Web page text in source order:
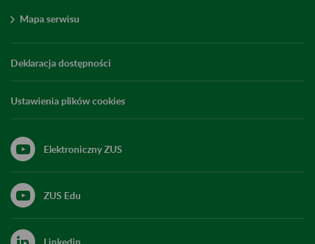
Mapa serwisu
Deklaracja dostępności
Ustawienia plików cookies
Elektroniczny ZUS
ZUS Edu
Linkedin